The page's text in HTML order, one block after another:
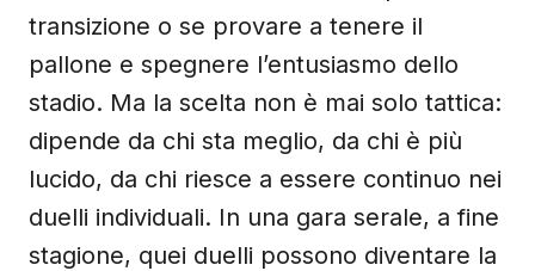
transizione o se provare a tenere il
pallone e spegnere l’entusiasmo dello
stadio. Ma la scelta non è mai solo tattica:
dipende da chi sta meglio, da chi è più
lucido, da chi riesce a essere continuo nei
duelli individuali. In una gara serale, a fine
stagione, quei duelli possono diventare la